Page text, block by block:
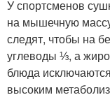
У спортсменов
на мышечную
следят, чтобы на
углеводы ⅓, а
блюда
высоким